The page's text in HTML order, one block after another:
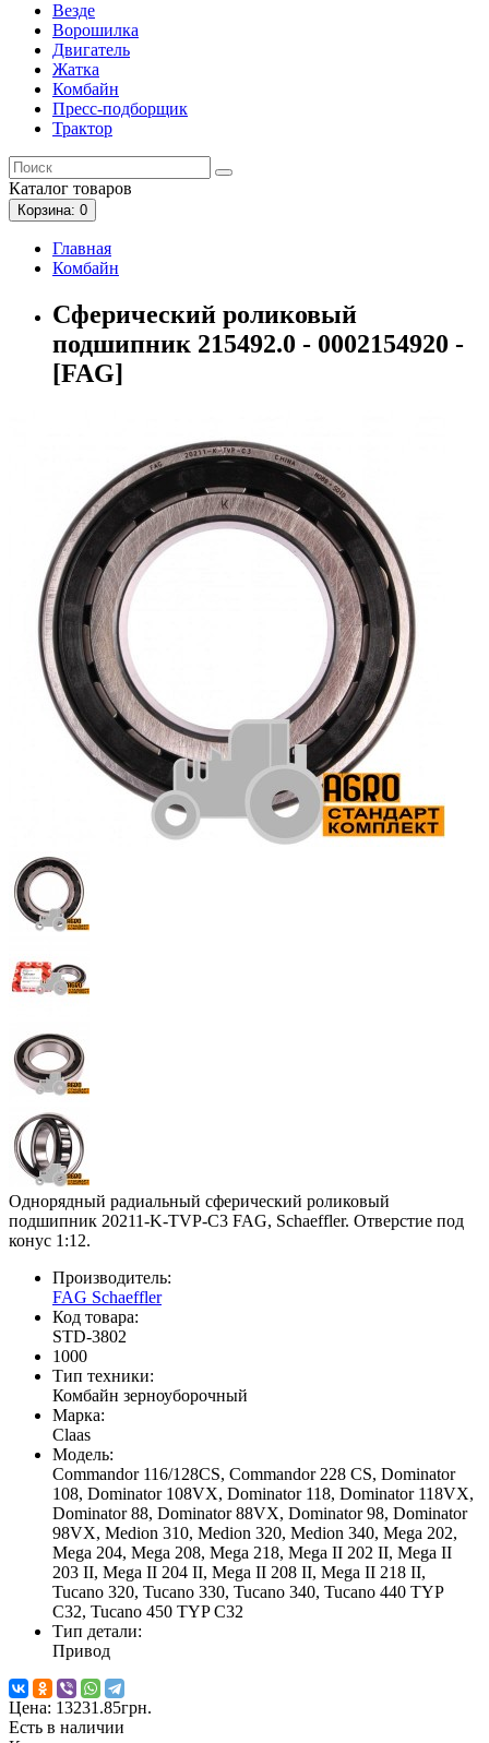
Везде
Ворошилка
Двигатель
Жатка
Комбайн
Пресс-подборщик
Трактор
Каталог товаров
Корзина: 0
Главная
Комбайн
Сферический роликовый
подшипник 215492.0 - 0002154920 -
[FAG]
Однорядный радиальный сферический роликовый
подшипник 20211-K-TVP-C3 FAG, Schaeffler. Отверстие под
конус 1:12.
Производитель:
FAG Schaeffler
Код товара:
STD-3802
1000
Тип техники:
Комбайн зерноуборочный
Марка:
Claas
Модель:
Commandor 116/128CS, Commandor 228 CS, Dominator
108, Dominator 108VX, Dominator 118, Dominator 118VX,
Dominator 88, Dominator 88VX, Dominator 98, Dominator
98VX, Medion 310, Medion 320, Medion 340, Mega 202,
Mega 204, Mega 208, Mega 218, Mega II 202 II, Mega II
203 II, Mega II 204 II, Mega II 208 II, Mega II 218 II,
Tucano 320, Tucano 330, Tucano 340, Tucano 440 TYP
C32, Tucano 450 TYP C32
Тип детали:
Привод
Цена: 13231.85грн.
Есть в наличии